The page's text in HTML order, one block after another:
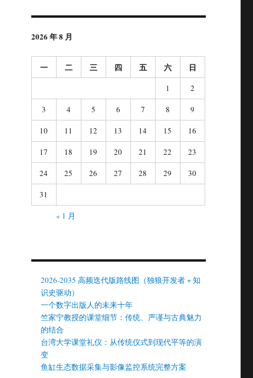
2026 年 8 月
一 二 三 四 五 六 日
1
2
3
4 5 6 7 8
9
10
11 12 13 14 15
16
17
18 19 20 21 22
23
24
25 26 27 28 29
30
31
« 1 月
2026-2035 高频迭代版路线图（独狼开发者 + 知
识史驱动）
一个数字出版人的未来十年
竺家宁教授的课堂细节：传统、严谨与古典魅力
的结合
台湾大学课堂礼仪：从传统仪式到现代平等的演
变
鱼缸生态数据采集与影像监控系统完整方案